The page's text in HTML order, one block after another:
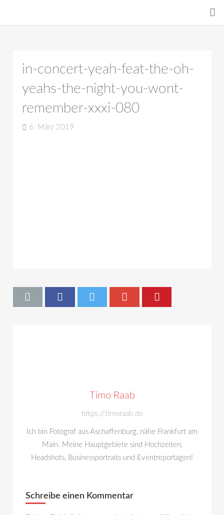
in-concert-yeah-feat-the-oh-
yeahs-the-night-you-wont-
remember-xxxi-080
6. März 2019
Timo Raab
https://timoraab.de
Ich bin Fotograf aus Aschaffenburg, nähe Frankfurt am
Main. Meine Hauptgebiete sind Hochzeiten,
Headshots, Businessportraits und Eventreportagen!
Schreibe einen Kommentar